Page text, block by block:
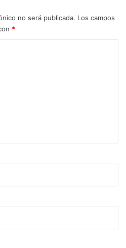
no será publicada. Los campos
*